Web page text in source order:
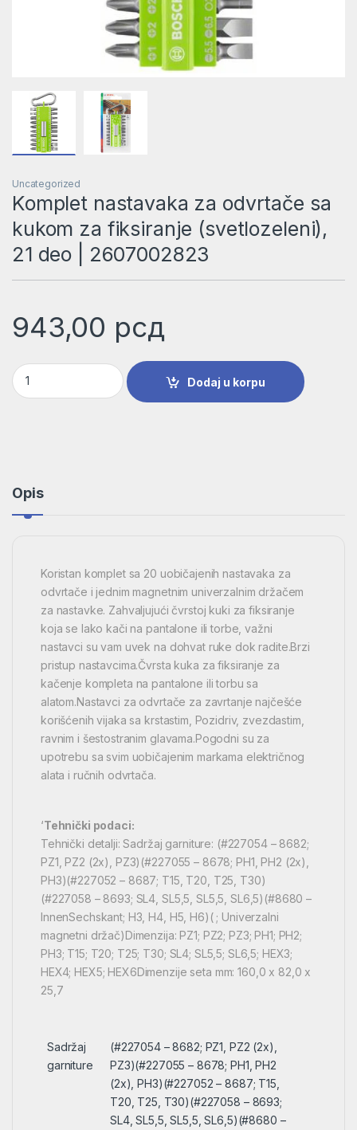
Uncategorized
Komplet nastavaka za odvrtače sa
kukom za fiksiranje (svetlozeleni),
21 deo | 2607002823
943,00 рсд
Komplet nastavaka za odvrtače sa kukom za fiksiranje
Dodaj u korpu
Opis
Koristan komplet sa 20 uobičajenih nastavaka za
odvrtače i jednim magnetnim univerzalnim držačem
za nastavke. Zahvaljujući čvrstoj kuki za fiksiranje
koja se lako kači na pantalone ili torbe, važni
nastavci su vam uvek na dohvat ruke dok radite.Brzi
pristup nastavcima.Čvrsta kuka za fiksiranje za
kačenje kompleta na pantalone ili torbu sa
alatom.Nastavci za odvrtače za zavrtanje najčešće
korišćenih vijaka sa krstastim, Pozidriv, zvezdastim,
ravnim i šestostranim glavama.Pogodni su za
upotrebu sa svim uobičajenim markama električnog
alata i ručnih odvrtača.
‘Tehnički podaci:
Tehnički detalji: Sadržaj garniture: (#227054 – 8682;
PZ1, PZ2 (2x), PZ3)(#227055 – 8678; PH1, PH2 (2x),
PH3)(#227052 – 8687; T15, T20, T25, T30)
(#227058 – 8693; SL4, SL5,5, SL5,5, SL6,5)(#8680 –
InnenSechskant; H3, H4, H5, H6)( ; Univerzalni
magnetni držač)Dimenzija: PZ1; PZ2; PZ3; PH1; PH2;
PH3; T15; T20; T25; T30; SL4; SL5,5; SL6,5; HEX3;
HEX4; HEX5; HEX6Dimenzije seta mm: 160,0 x 82,0 x
25,7
Sadržaj
garniture
(#227054 – 8682; PZ1, PZ2 (2x),
PZ3)(#227055 – 8678; PH1, PH2
(2x), PH3)(#227052 – 8687; T15,
T20, T25, T30)(#227058 – 8693;
SL4, SL5,5, SL5,5, SL6,5)(#8680 –